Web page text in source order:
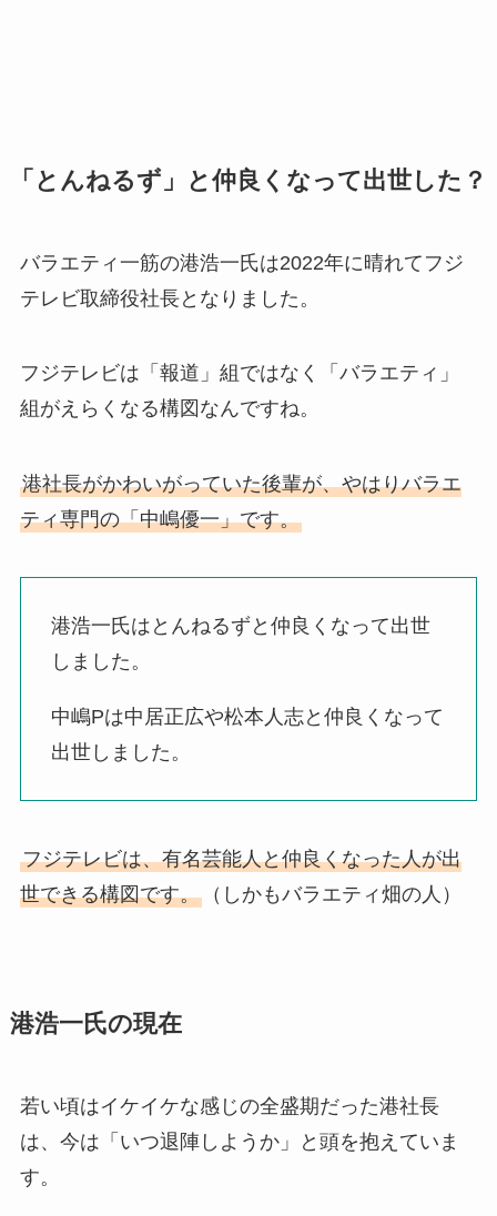
「とんねるず」と仲良くなって出世した？
バラエティ一筋の港浩一氏は2022年に晴れてフジ
テレビ取締役社長となりました。
フジテレビは「報道」組ではなく「バラエティ」
組がえらくなる構図なんですね。
港社長がかわいがっていた後輩が、やはりバラエ
ティ専門の「中嶋優一」です。
港浩一氏はとんねるずと仲良くなって出世
しました。
中嶋Pは中居正広や松本人志と仲良くなって
出世しました。
フジテレビは、有名芸能人と仲良くなった人が出
世できる構図です。（しかもバラエティ畑の人）
港浩一氏の現在
若い頃はイケイケな感じの全盛期だった港社長
は、今は「いつ退陣しようか」と頭を抱えていま
す。